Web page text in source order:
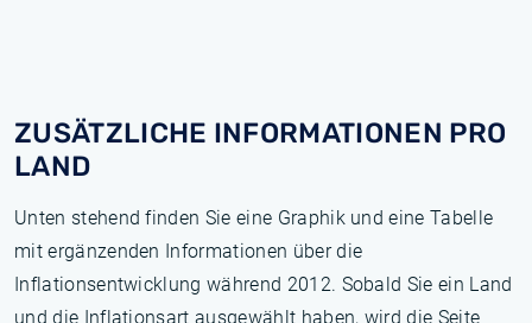
ZUSÄTZLICHE INFORMATIONEN PRO
LAND
Unten stehend finden Sie eine Graphik und eine Tabelle
mit ergänzenden Informationen über die
Inflationsentwicklung während 2012. Sobald Sie ein Land
und die Inflationsart ausgewählt haben, wird die Seite